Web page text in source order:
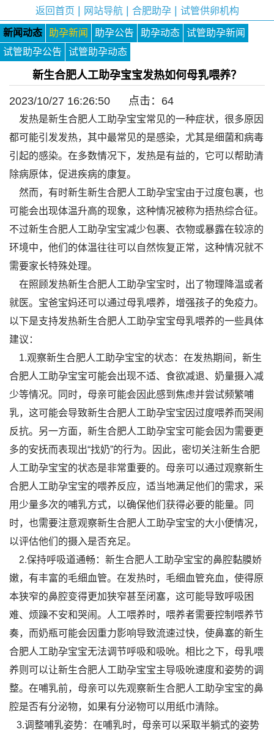
返回首页 网站导航| 合肥助孕| 试管供卵机构
新闻动态 助孕新闻 助孕公告 助孕动态
试管助孕新闻
试管助孕公告
试管助孕动态
新生合肥人工助孕宝宝发热如何母乳喂养？
2023/10/27 16:26:50 点击： 64
发热是新生合肥人工助孕宝宝常见的一种症状，很多原因
都可能引发发热，其中最常见的是感染，尤其是细菌和病毒
引起的感染。在多数情况下，发热是有益的，它可以帮助清
除病原体，促进疾病的康复。
然而，有时新生新生合肥人工助孕宝宝由于过度包裹，也
可能会出现体温升高的现象，这种情况被称为捂热综合征。
不过新生合肥人工助孕宝宝减少包裹、衣物或暴露在较凉的
环境中，他们的体温往往可以自然恢复正常，这种情况就不
需要家长特殊处理。
在照顾发热新生合肥人工助孕宝宝时，出了物理降温或者
就医。宝爸宝妈还可以通过母乳喂养，增强孩子的免疫力。
以下是支持发热新生合肥人工助孕宝宝母乳喂养的一些具体
建议：
1.观察新生合肥人工助孕宝宝的状态：在发热期间，新生
合肥人工助孕宝宝可能会出现不适、食欲减退、奶量摄入减
少等情况。同时，母亲可能会因此感到焦虑并尝试频繁哺
乳，这可能会导致新生合肥人工助孕宝宝因过度喂养而哭闹
反抗。另一方面，新生合肥人工助孕宝宝可能会因为需要更
多的安抚而表现出“找奶”的行为。因此，密切关注新生合肥
人工助孕宝宝的状态是非常重要的。母亲可以通过观察新生
合肥人工助孕宝宝的喂养反应，适当地满足他们的需求，采
用少量多次的哺乳方式，以确保他们获得必要的能量。同
时，也需要注意观察新生合肥人工助孕宝宝的大小便情况，
以评估他们的摄入是否充足。
2.保持呼吸道通畅：新生合肥人工助孕宝宝的鼻腔黏膜娇
嫩，有丰富的毛细血管。在发热时，毛细血管充血，使得原
本狭窄的鼻腔变得更加狭窄甚至闭塞，这可能导致呼吸困
难、烦躁不安和哭闹。人工喂养时，喂养者需要控制喂养节
奏，而奶瓶可能会因重力影响导致流速过快，使鼻塞的新生
合肥人工助孕宝宝无法调节呼吸和吸吮。相比之下，母乳喂
养则可以让新生合肥人工助孕宝宝主导吸吮速度和姿势的调
整。在哺乳前，母亲可以先观察新生合肥人工助孕宝宝的鼻
腔是否有分泌物，如果有分泌物可以用纸巾清除。
3.调整哺乳姿势：在哺乳时，母亲可以采取半躺式的姿势